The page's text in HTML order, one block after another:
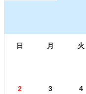
日 月 火
2 3 4